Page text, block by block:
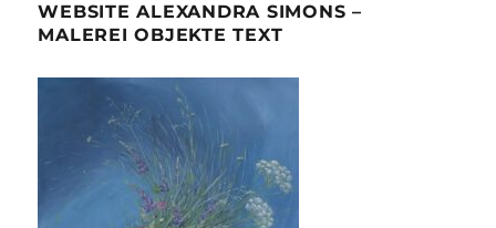
WEBSITE ALEXANDRA SIMONS –
MALEREI OBJEKTE TEXT